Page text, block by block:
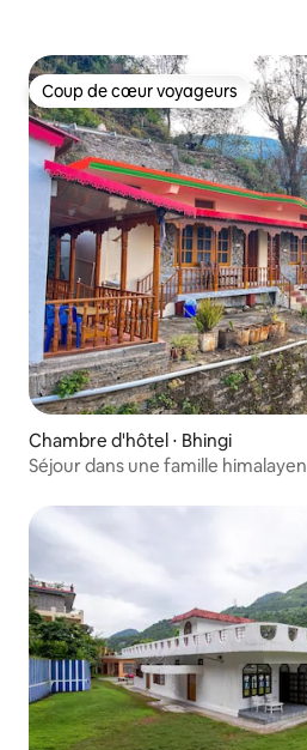
Coup de cœur voyageurs
Coup de cœur voyageurs
Chambre d'hôtel ⋅ Bhingi
Séjour dans une famille